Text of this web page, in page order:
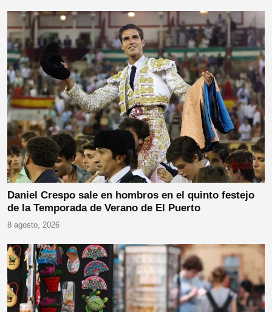
Daniel Crespo sale en hombros en el quinto festejo
de la Temporada de Verano de El Puerto
8 agosto, 2026